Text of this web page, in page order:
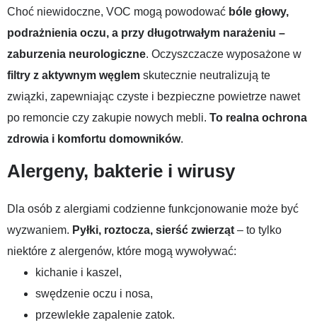
Choć niewidoczne, VOC mogą powodować bóle głowy,
podrażnienia oczu, a przy długotrwałym narażeniu –
zaburzenia neurologiczne. Oczyszczacze wyposażone w
filtry z aktywnym węglem skutecznie neutralizują te
związki, zapewniając czyste i bezpieczne powietrze nawet
po remoncie czy zakupie nowych mebli. To realna ochrona
zdrowia i komfortu domowników.
Alergeny, bakterie i wirusy
Dla osób z alergiami codzienne funkcjonowanie może być
wyzwaniem. Pyłki, roztocza, sierść zwierząt – to tylko
niektóre z alergenów, które mogą wywoływać:
kichanie i kaszel,
swędzenie oczu i nosa,
przewlekłe zapalenie zatok.